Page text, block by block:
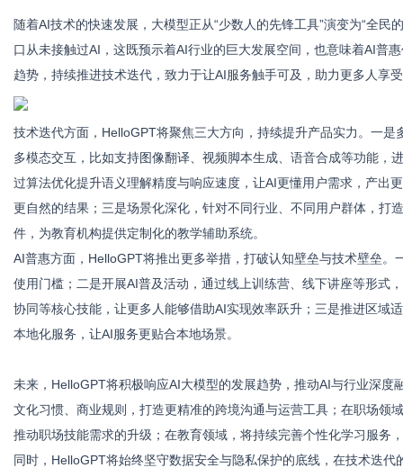
随着AI技术的快速发展，大模型正从“少数人的先锋工具”演变为“全
口从未接触过AI，这既预示着AI行业的巨大发展空间，也意味着AI普
趋势，持续推进技术迭代，致力于让AI服务触手可及，助力更多人享
技术迭代方面，HelloGPT将聚焦三大方向，持续提升产品实力。一
多模态交互，比如支持图像翻译、视频脚本生成、语音合成等功能，
过算法优化提升语义理解精度与响应速度，让AI更懂用户需求，产出
更自然的结果；三是场景化深化，针对不同行业、不同用户群体，打
件，为教育机构提供定制化的教学辅助系统。
AI普惠方面，HelloGPT将推出更多举措，打破认知壁垒与技术壁垒
使用门槛；二是开展AI普及活动，通过线上训练营、线下讲座等形式
协同等核心技能，让更多人能够借助AI实现效率跃升；三是推进区域
本地化服务，让AI服务更贴合本地场景。
未来，HelloGPT将积极响应AI大模型的发展趋势，推动AI与行业深
文化习惯、商业规则，打造更精准的跨境沟通与运营工具；在职场领
推动职场技能需求的升级；在教育领域，将持续完善个性化学习服务
同时，HelloGPT将始终坚守数据安全与隐私保护的底线，在技术迭